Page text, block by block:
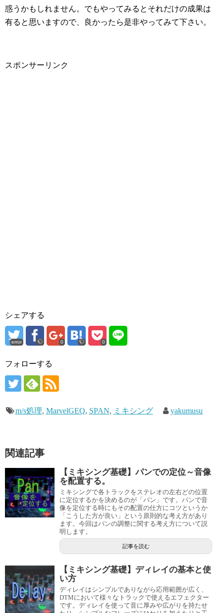
惑うかもしれません。でもやってみるとそれだけの成果は
有ると思いますので、良かったら是非やってみて下さい。
スポンサーリンク
シェアする
error 0 0
フォローする
m/s処理, MarvelGEQ, SPAN, ミキシング yakumusu
関連記事
【ミキシング基礎】パンでの定位～音像
を配置する。
ミキシングで各トラックをステレオの左右どの位置
に定位するかを決めるのが「パン」です。パンで音
像を定位する時にもその配置の仕方にコツというか
「こうした方が良い」という原則的な考え方があり
ます。今回はパンの調整に関する考え方について説
明します。
記事を読む
【ミキシング基礎】ディレイの基本と使
い方
ディレイはシンプルでありながら応用範囲が広く、
DTMにおいて様々なトラックで使えるエフェクター
です。ディレイを使って音に厚みや広がりを持たせ